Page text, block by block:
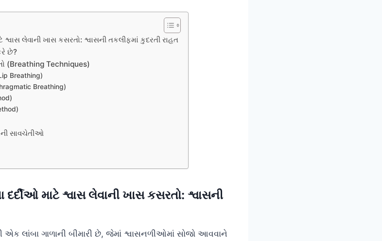
લેવાની ખાસ કસરતો: શ્વાસની તકલીફમાં કુદરતી રાહત
છે?
(Breathing Techniques)
Breathing)
Breathing)
સાવચેતીઓ
માટે શ્વાસ લેવાની ખાસ કસરતો: શ્વાસની
લાંબા ગાળાની બીમારી છે, જેમાં શ્વાસનળીઓમાં સોજો આવવાને